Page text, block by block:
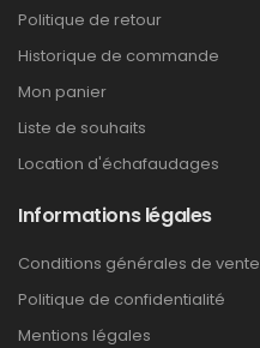
Politique de retour
Historique de commande
Mon panier
Liste de souhaits
Location d'échafaudages
Informations légales
Conditions générales de vente
Politique de confidentialité
Mentions légales